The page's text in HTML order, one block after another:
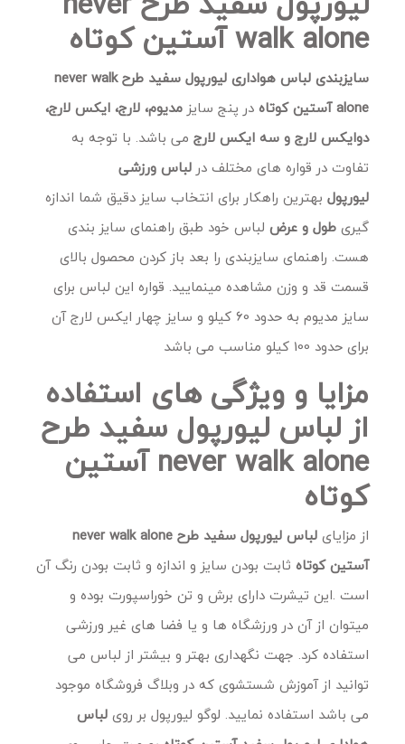
walk alone آستین کوتاه
سایزبندی لباس هواداری لیورپول سفید طرح never walk
alone آستین کوتاه
در پنج سایز مدیوم، لارج، ایکس لارج،
دوایکس لارج و سه ایکس لارج می باشد. با توجه به
تفاوت در قواره های مختلف در لباس ورزشی
لیورپول بهترین راهکار برای انتخاب سایز دقیق شما اندازه
گیریطول و عرض لباس خود طبق راهنمای سایز بندی
هست. راهنمای سایزبندی را بعد باز کردن محصول بالای
قسمت قد و وزن مشاهده مینمایید. قواره این لباس برای
سایز مدیوم به حدود 60 کیلو و سایز چهار ایکس لارج آن
برای حدود 100 کیلو مناسب می باشد
مزایا و ویژگی های استفاده
از لباس لیورپول سفید طرح
never walk alone آستین
کوتاه
از مزایای
لباس لیورپول سفید طرح never walk alone
آستین کوتاه ثابت بودن سایز و اندازه و ثابت بودن رنگ آن
است .این تیشرت دارای برش و تن خوراسپورت بوده و
میتوان از آن در ورزشگاه ها و یا فضا های غیر ورزشی
استفاده کرد. جهت نگهداری بهتر و بیشتر از لباس می
توانید از آموزش شستشوی که در وبلاگ فروشگاه موجود
می باشد استفاده نمایید. لوگو لیورپول بر رویلباس